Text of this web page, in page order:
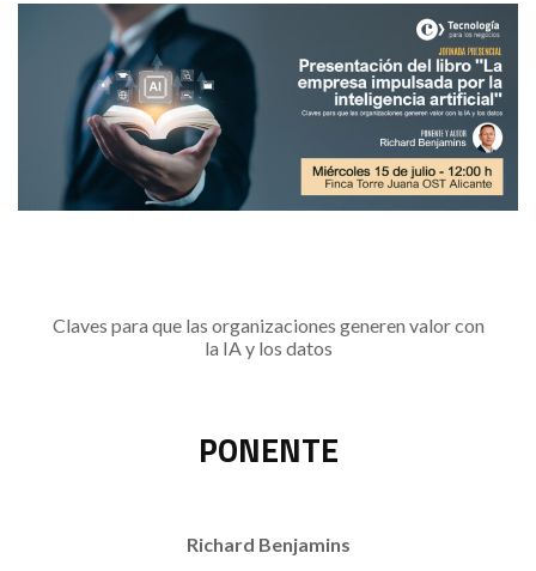
Claves para que las organizaciones generen valor con
la IA y los datos
PONENTE
Richard Benjamins